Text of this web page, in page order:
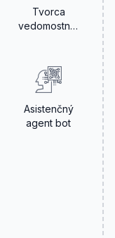
Tvorca
vedomostnej
Asistenčný
agent bot